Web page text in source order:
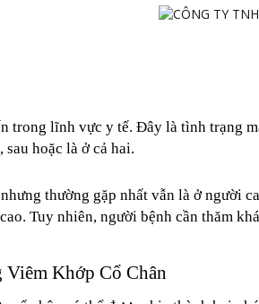
trong lĩnh vực y tế. Đây là tình trạng
hoặc là ở cả hai.
thường gặp nhất vẫn là ở người
Tuy nhiên, người bệnh cần thăm
Khớp Cổ Chân